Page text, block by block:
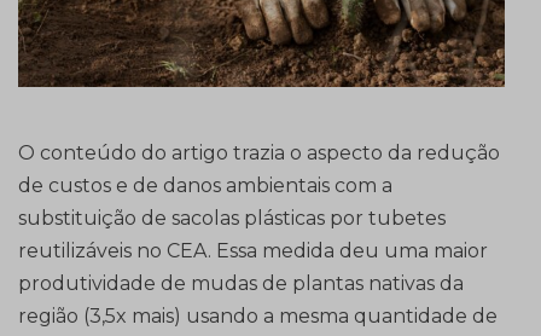
O conteúdo do artigo trazia o aspecto da redução
de custos e de danos ambientais com a
substituição de sacolas plásticas por tubetes
reutilizáveis no CEA. Essa medida deu uma maior
produtividade de mudas de plantas nativas da
região (3,5x mais) usando a mesma quantidade de